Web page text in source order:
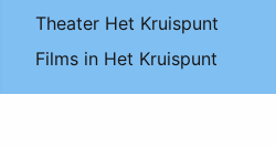
Theater Het Kruispunt
Films in Het Kruispunt